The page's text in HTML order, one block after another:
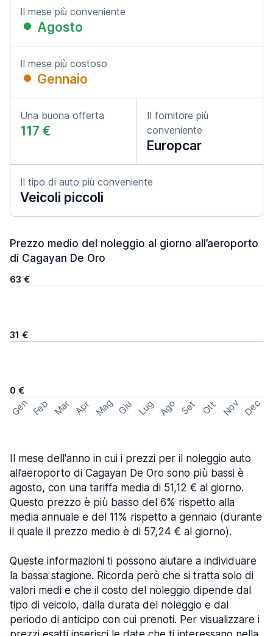
Il mese più conveniente
Agosto
Il mese più costoso
Gennaio
Una buona offerta
117 €
Il fornitore più
conveniente
Europcar
Il tipo di auto più conveniente
Veicoli piccoli
Prezzo medio del noleggio al giorno all’aeroporto
di Cagayan De Oro
63 €
31 €
0 €
Gen Feb Mar Apr Mag Giu Lug Ago Set Ott Nov Dec
Il mese dell'anno in cui i prezzi per il noleggio auto
all’aeroporto di Cagayan De Oro sono più bassi è
agosto, con una tariffa media di 51,12 € al giorno.
Questo prezzo è più basso del 6% rispetto alla
media annuale e del 11% rispetto a gennaio (durante
il quale il prezzo medio è di 57,24 € al giorno).
Queste informazioni ti possono aiutare a individuare
la bassa stagione. Ricorda però che si tratta solo di
valori medi e che il costo del noleggio dipende dal
tipo di veicolo, dalla durata del noleggio e dal
periodo di anticipo con cui prenoti. Per visualizzare i